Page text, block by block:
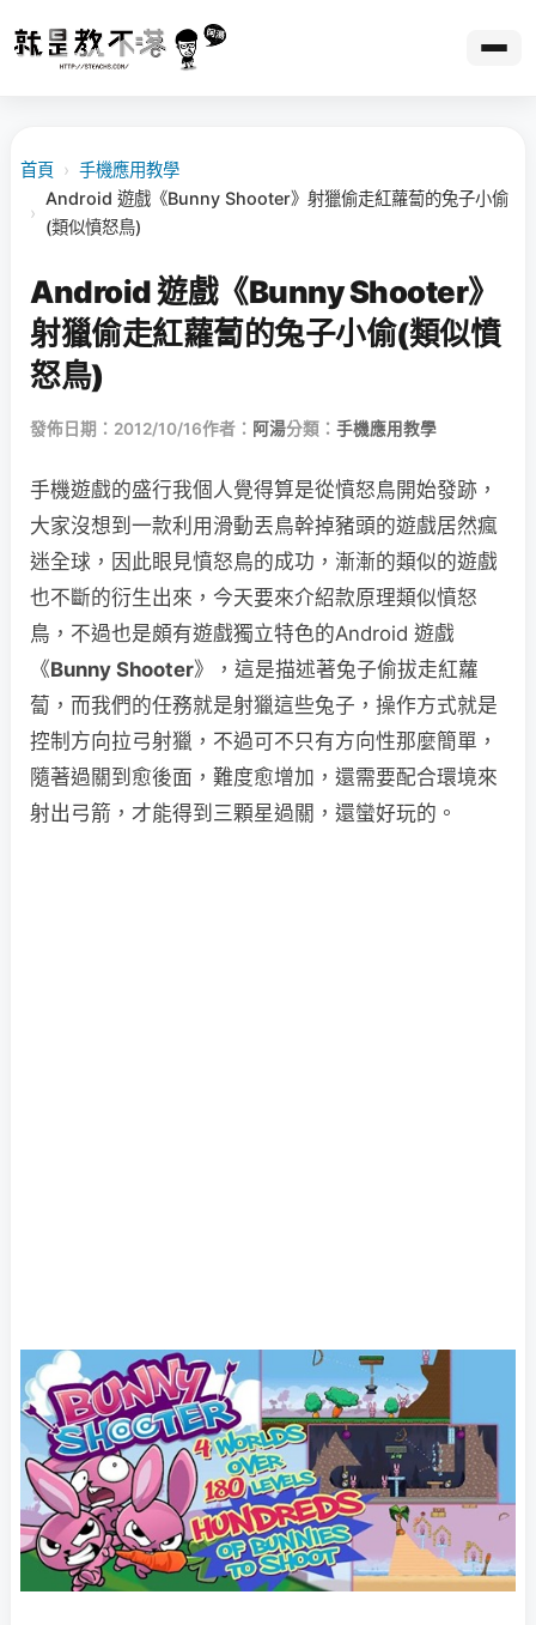
首頁 › 手機應用教學
›
Android 遊戲《Bunny Shooter》射獵偷走紅蘿蔔的兔子小偷
(類似憤怒鳥)
Android 遊戲《Bunny Shooter》
射獵偷走紅蘿蔔的兔子小偷(類似憤
怒鳥)
發佈日期：2012/10/16作者： 阿湯分類： 手機應用教學
手機遊戲的盛行我個人覺得算是從憤怒鳥開始發跡，
大家沒想到一款利用滑動丟鳥幹掉豬頭的遊戲居然瘋
迷全球，因此眼見憤怒鳥的成功，漸漸的類似的遊戲
也不斷的衍生出來，今天要來介紹款原理類似憤怒
鳥，不過也是頗有遊戲獨立特色的Android 遊戲
《Bunny Shooter》，這是描述著兔子偷拔走紅蘿
蔔，而我們的任務就是射獵這些兔子，操作方式就是
控制方向拉弓射獵，不過可不只有方向性那麼簡單，
隨著過關到愈後面，難度愈增加，還需要配合環境來
射出弓箭，才能得到三顆星過關，還蠻好玩的。